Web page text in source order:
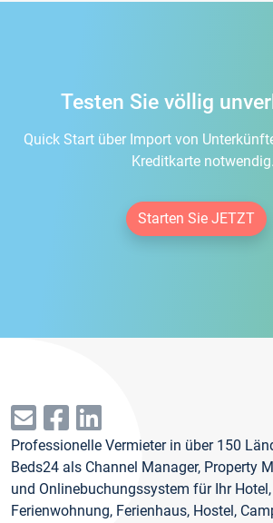
Testen Sie völlig
Quick Start über Import von
Kreditkarte notwendig.
Starten Sie JETZT
Professionelle Vermieter in über 150
Beds24 als Channel Manager, Property
und Onlinebuchungssystem für Ihr Hotel,
Ferienwohnung, Ferienhaus, Hostel,